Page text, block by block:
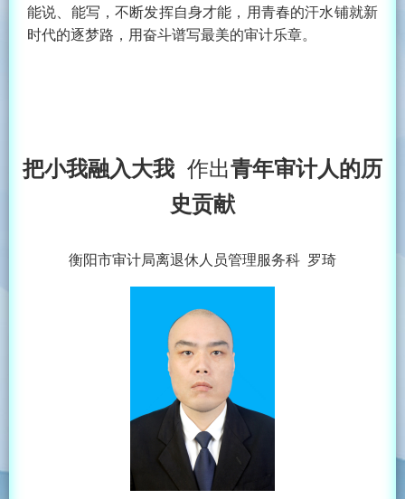
能说、能写，不断发挥自身才能，用青春的汗水铺就新
时代的逐梦路，用奋斗谱写最美的审计乐章。
把小我融入大我 作出青年审计人的历
史贡献
衡阳市审计局离退休人员管理服务科 罗琦